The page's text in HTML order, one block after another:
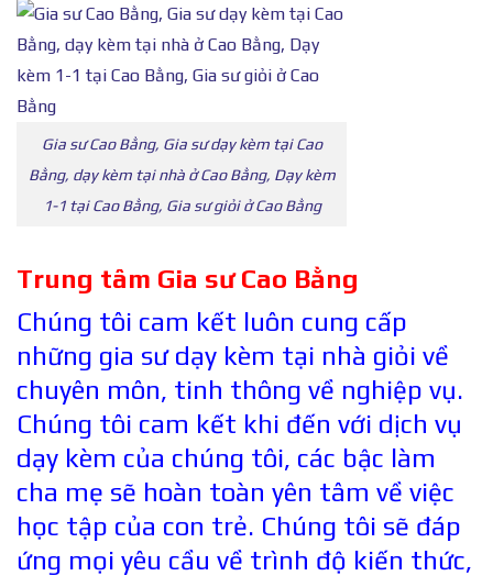
Gia sư Cao Bằng, Gia sư dạy kèm tại Cao
Bằng, dạy kèm tại nhà ở Cao Bằng, Dạy kèm
1-1 tại Cao Bằng, Gia sư giỏi ở Cao Bằng
Trung tâm Gia sưCao Bằng
Chúng tôi cam kết luôn cung cấp
những gia sư dạy kèm tại nhà giỏi về
chuyên môn, tinh thông về nghiệp vụ.
Chúng tôi cam kết khi đến với dịch vụ
dạy kèm của chúng tôi, các bậc làm
cha mẹ sẽ hoàn toàn yên tâm về việc
học tập của con trẻ. Chúng tôi sẽ đáp
ứng mọi yêu cầu về trình độ kiến thức,